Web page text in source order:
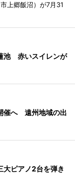
上郷飯沼）が7月31
池 赤いスイレンが
催へ 遠州地域の出
ピアノ2台を弾き